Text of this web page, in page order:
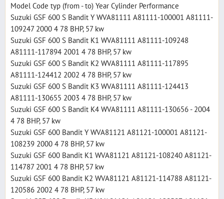
Model Code typ (from - to) Year Cylinder Performance
Suzuki GSF 600 S Bandit Y WVA81111 A81111-100001 A81111-
109247 2000 4 78 BHP, 57 kw
Suzuki GSF 600 S Bandit K1 WVA81111 A81111-109248
A81111-117894 2001 4 78 BHP, 57 kw
Suzuki GSF 600 S Bandit K2 WVA81111 A81111-117895
A81111-124412 2002 4 78 BHP, 57 kw
Suzuki GSF 600 S Bandit K3 WVA81111 A81111-124413
A81111-130655 2003 4 78 BHP, 57 kw
Suzuki GSF 600 S Bandit K4 WVA81111 A81111-130656 - 2004
4 78 BHP, 57 kw
Suzuki GSF 600 Bandit Y WVA81121 A81121-100001 A81121-
108239 2000 4 78 BHP, 57 kw
Suzuki GSF 600 Bandit K1 WVA81121 A81121-108240 A81121-
114787 2001 4 78 BHP, 57 kw
Suzuki GSF 600 Bandit K2 WVA81121 A81121-114788 A81121-
120586 2002 4 78 BHP, 57 kw